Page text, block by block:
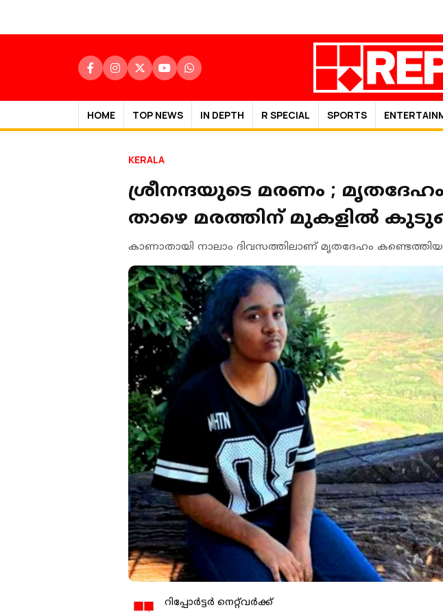
HOME TOP NEWS IN DEPTH R SPECIAL SPORTS
KERALA
ശ്രീനന്ദയുടെ മരണം ;
താഴെ മരത്തിന് മുകളിൽ
കാണാതായി നാലാം ദിവസത്തിലാണ് മൃതദേഹം
റിപ്പോർട്ടർ നെറ്റ്‌വര്‍ക്ക്‌